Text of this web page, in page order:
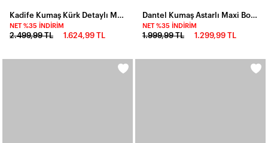
NET %35 İNDIRIM
2.499,99 TL 1.624,99 TL
NET %35 İNDIRIM
1.999,99 TL 1.299,99 TL